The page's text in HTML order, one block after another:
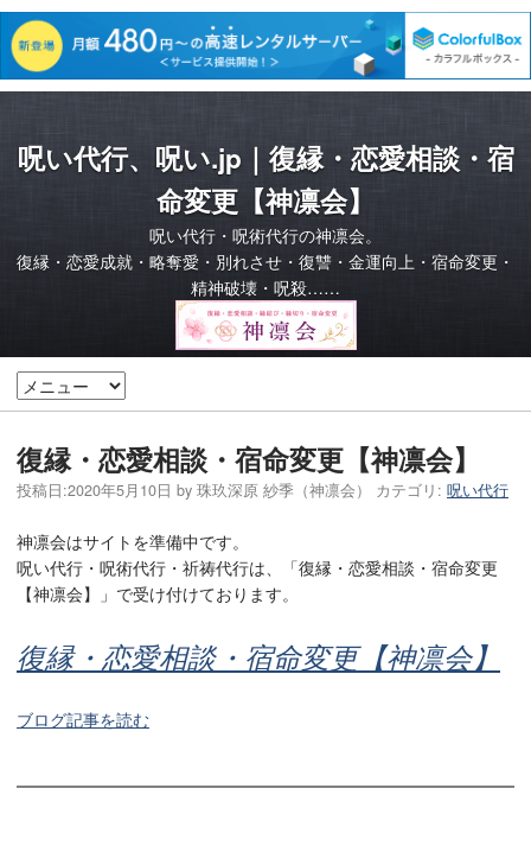
呪い代行、呪い.jp｜復縁・恋愛相談・宿
命変更【神凛会】
呪い代行・呪術代行の神凛会。
復縁・恋愛成就・略奪愛・別れさせ・復讐・金運向上・宿命変更・
精神破壊・呪殺……
復縁・恋愛相談・宿命変更【神凛会】
投稿日:2020年5月10日 by 珠玖深原 紗季（神凛会） カテゴリ: 呪い代行
神凛会はサイトを準備中です。
呪い代行・呪術代行・祈祷代行は、「復縁・恋愛相談・宿命変更
【神凛会】」で受け付けております。
復縁・恋愛相談・宿命変更【神凛会】
ブログ記事を読む